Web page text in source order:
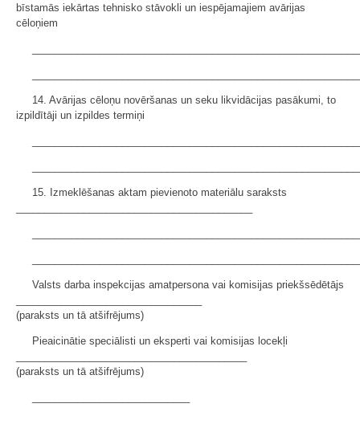
bīstamās iekārtas tehnisko stāvokli un iespējamajiem avārijas
cēloņiem
14. Avārijas cēloņu novēršanas un seku likvidācijas pasākumi, to
izpildītāji un izpildes termiņi
15. Izmeklēšanas aktam pievienoto materiālu saraksts
Valsts darba inspekcijas amatpersona vai komisijas priekšsēdētājs
(paraksts un tā atšifrējums)
Pieaicinātie speciālisti un eksperti vai komisijas locekļi
(paraksts un tā atšifrējums)